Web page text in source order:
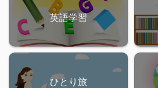
英語学習
ひとり旅